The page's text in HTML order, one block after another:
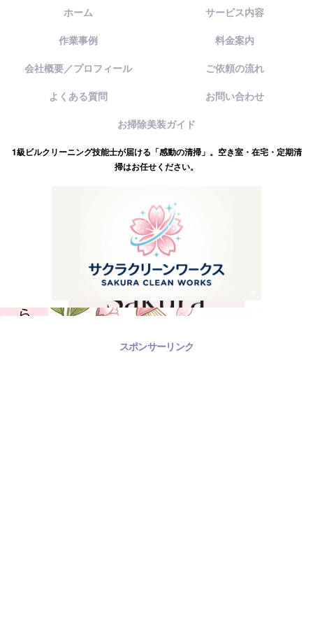
1級ビルクリーニング技能士が届ける「感動の清掃」。空き室・在宅・定期清
掃はお任せください。
ホーム サービス内容
作業事例 料金案内
会社概要／プロフィール ご依頼の流れ
よくある質問 お問い合わせ
お掃除美装ガイド
スポンサーリンク